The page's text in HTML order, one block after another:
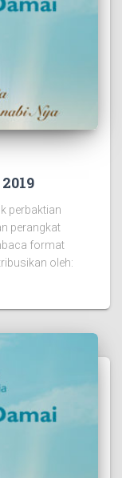
perbaktian
perangkat
format
oleh: